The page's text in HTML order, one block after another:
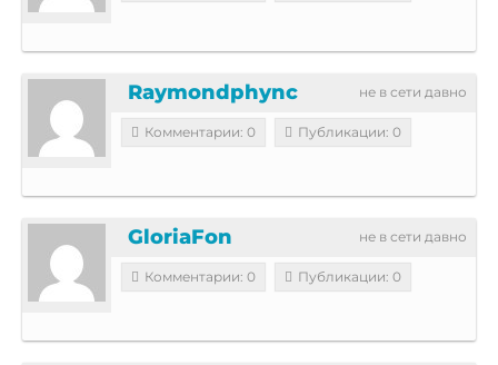
не в сети давно
Raymondphync
Комментарии: 0 Публикации: 0
не в сети давно
GloriaFon
Комментарии: 0 Публикации: 0